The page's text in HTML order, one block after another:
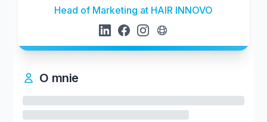
Head of Marketing at HAIR INNOVO
O mnie